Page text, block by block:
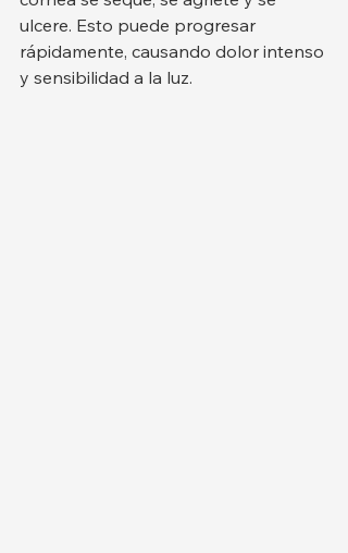
ulcere. Esto puede progresar
rápidamente, causando dolor intenso
y sensibilidad a la luz.